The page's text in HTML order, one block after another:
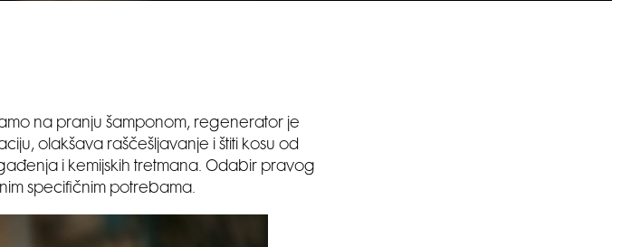
na pranju šamponom, regenerator je
olakšava raščešljavanje i štiti kosu od
i kemijskih tretmana. Odabir pravog
specifičnim potrebama.